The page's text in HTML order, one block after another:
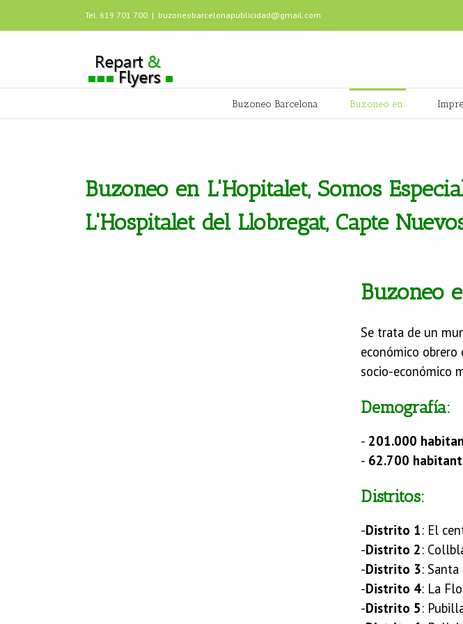
Tel. 619 701 700 | buzoneobarcelonapublicidad@gmail.com
Buzoneo Barcelona Buzoneo en:
Buzoneo en L'Hopitalet, Somos
L'Hospitalet del Llobregat, Capte
Buzoneo
Se trata de un
económico
socio-económico
Demografía:
- 201.000
- 62.700
Distritos:
-Distrito 1: El
-Distrito 2:
-Distrito 3:
-Distrito 4: La
-Distrito 5: